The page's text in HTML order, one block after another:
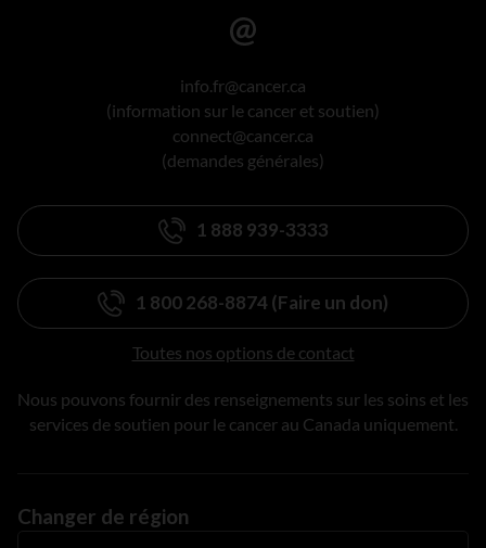
info.fr@cancer.ca
(information sur le cancer et soutien)
connect@cancer.ca
(demandes générales)
1 888 939-3333
1 800 268-8874 (Faire un don)
Toutes nos options de contact
Nous pouvons fournir des renseignements sur les soins et les
services de soutien pour le cancer au Canada uniquement.
Changer de région